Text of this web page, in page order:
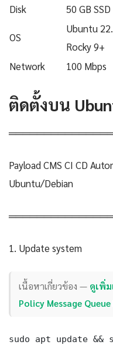
Disk
50 GB SSD
OS
Ubuntu
Rocky 9+
Network 100 Mbps
ติดตั้งบน
Payload CMS CI CD
Ubuntu/Debian
1. Update system
เนื้อหาเกี่ยวข้อง — ดูเพิ่
Policy Message Queue
sudo apt update &&